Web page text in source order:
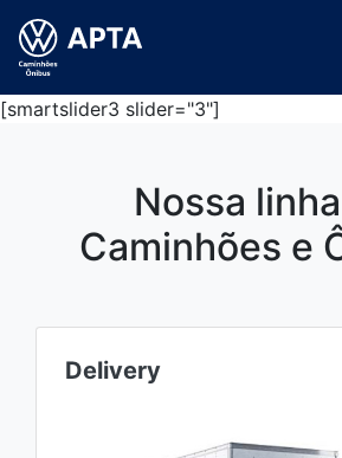
[smartslider3 slider="3"]
Nossa
Caminhões e
Delivery